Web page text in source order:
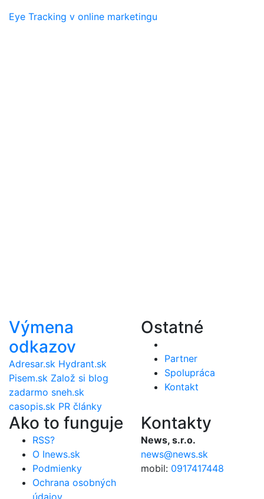
Eye Tracking v online marketingu
Výmena
odkazov
Adresar.sk Hydrant.sk
Pisem.sk Založ si blog
zadarmo sneh.sk
casopis.sk PR články
Ostatné
Partner
Spolupráca
Kontakt
Ako to funguje
RSS?
O Inews.sk
Podmienky
Ochrana osobných
Kontakty
News, s.r.o.
news@news.sk
mobil: 0917417448